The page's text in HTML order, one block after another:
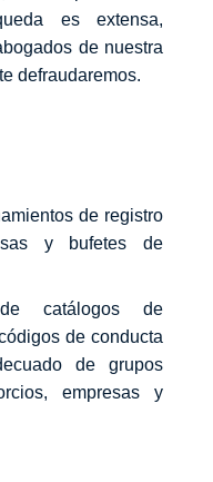
es extensa,
de nuestra
defraudaremos.
de registro
y bufetes de
catálogos de
de conducta
de grupos
empresas y